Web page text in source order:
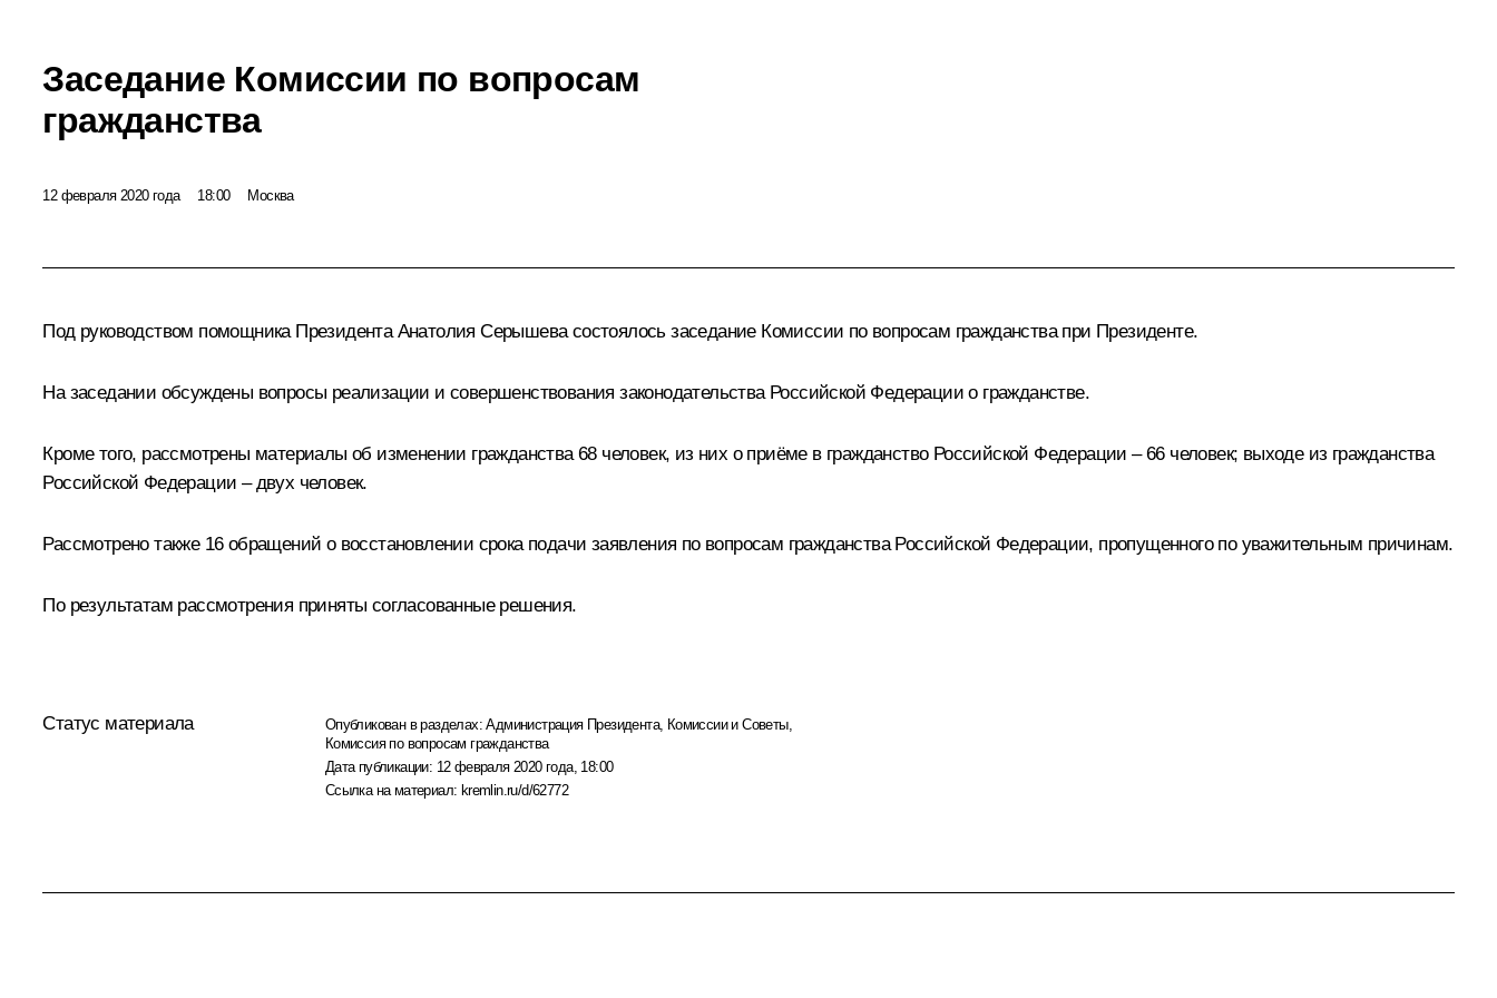
Заседание Комиссии по вопросам
гражданства
12 февраля 2020 года 18:00 Москва
Под руководством помощника ПрезидентаАнатолия Серышевасостоялось заседание Комиссии по вопросам гражданства при Президенте.
На заседании обсуждены вопросы реализации и совершенствования законодательства Российской Федерации о гражданстве.
Кроме того, рассмотрены материалы об изменении гражданства 68 человек, из них о приёме в гражданство Российской Федерации – 66 человек; выходе из гражданства
Российской Федерации – двух человек.
Рассмотрено также 16 обращений о восстановлении срока подачи заявления по вопросам гражданства Российской Федерации, пропущенного по уважительным причинам.
По результатам рассмотрения приняты согласованные решения.
Статус материала Опубликован в разделах:Администрация Президента, Комиссии и Советы,
Комиссия по вопросам гражданства
Дата публикации: 12 февраля 2020 года, 18:00
Ссылка на материал: kremlin.ru/d/62772